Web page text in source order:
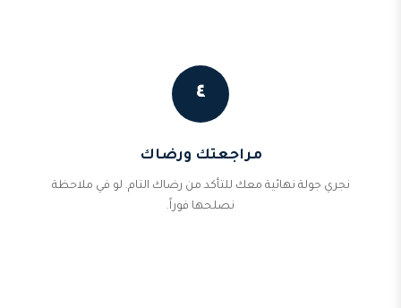
٤
مراجعتك ورضاك
نجري جولة نهائية معك للتأكد من رضاك التام. لو في ملاحظة
نصلحها فوراً.